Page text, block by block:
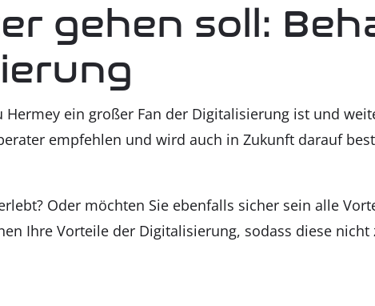
gehen soll:
Her­mey ein gro­ßer Fan der Digi­ta­li­sie­rung ist und
emp­feh­len und wird auch in Zukunft dar­auf
Oder möch­ten Sie eben­falls sicher sein alle
Ihre Vor­tei­le der Digi­ta­li­sie­rung, sodass die­se